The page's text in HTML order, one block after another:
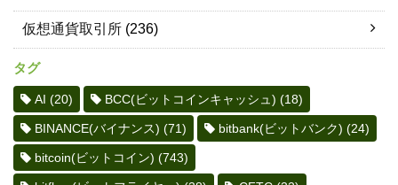
仮想通貨取引所 (236)
タグ
AI (20) BCC(ビットコインキャッシュ) (18)
BINANCE(バイナンス) (71) bitbank(ビットバンク) (24)
bitcoin(ビットコイン) (743)